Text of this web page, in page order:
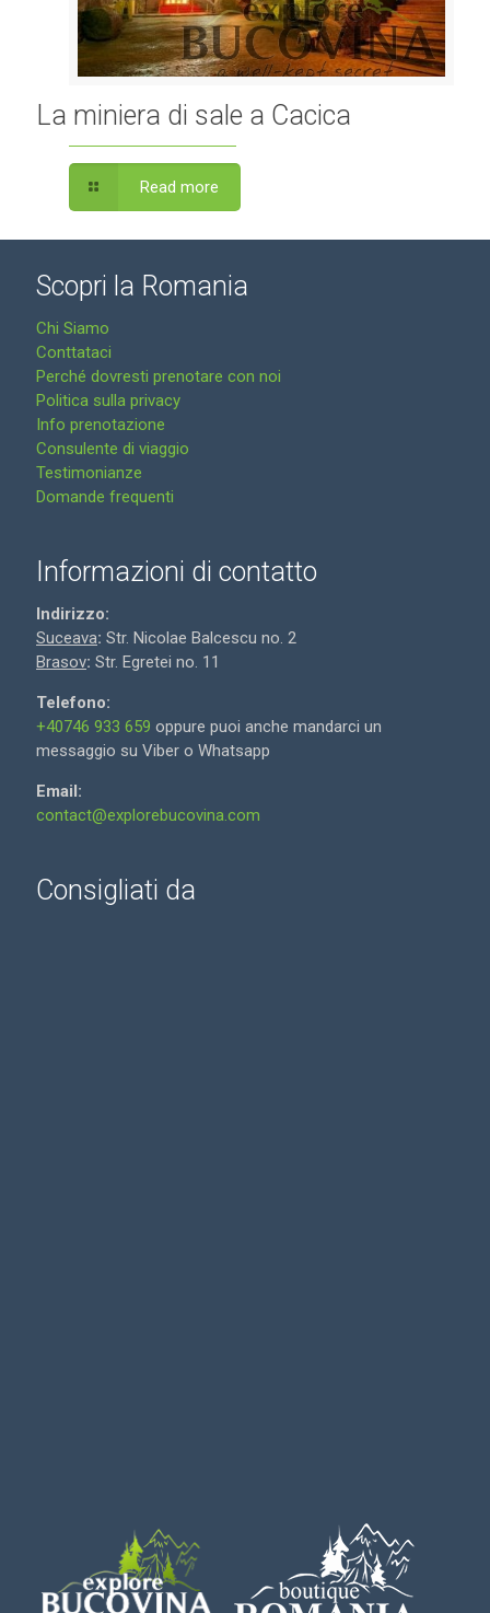
La miniera di sale a Cacica
Read more
Scopri la Romania
Chi Siamo
Conttataci
Perché dovresti prenotare con noi
Politica sulla privacy
Info prenotazione
Consulente di viaggio
Testimonianze
Domande frequenti
Informazioni di contatto
Indirizzo:
Suceava: Str. Nicolae Balcescu no. 2
Brasov: Str. Egretei no. 11
Telefono:
+40746 933 659 oppure puoi anche mandarci un
messaggio su Viber o Whatsapp
Email:
contact@explorebucovina.com
Consigliati da